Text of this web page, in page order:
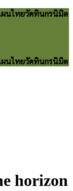
นไทยวัดทินกรนิมิต
นไทยวัดทินกรนิมิต
horizon